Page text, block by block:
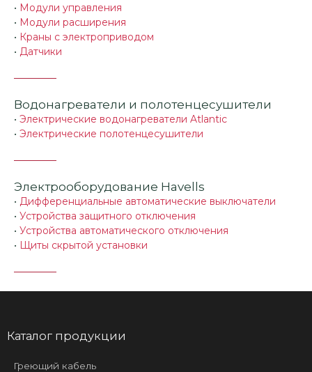
• Модули управления
• Модули расширения
• Краны с электроприводом
• Датчики
Водонагреватели и полотенцесушители
• Электрические водонагреватели Atlantic
• Электрические полотенцесушители
Электрооборудование Havells
• Дифференциальные автоматические выключатели
• Устройства защитного отключения
• Устройства автоматического отключения
• Щиты скрытой установки
Каталог продукции
Греющий кабель